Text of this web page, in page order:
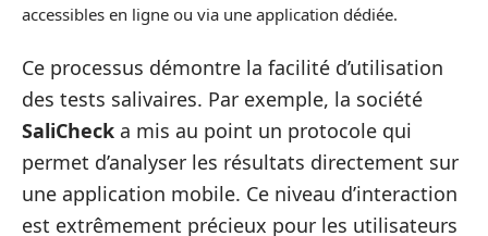
accessibles en ligne ou via une application dédiée.
Ce processus démontre la facilité d’utilisation
des tests salivaires. Par exemple, la société
SaliCheck a mis au point un protocole qui
permet d’analyser les résultats directement sur
une application mobile. Ce niveau d’interaction
est extrêmement précieux pour les utilisateurs